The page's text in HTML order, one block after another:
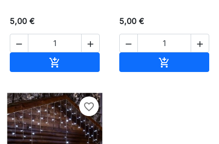
5,00 €
 

5,00 €
 

favorite_border